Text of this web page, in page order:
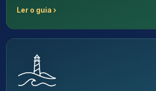
Ler o guia ›